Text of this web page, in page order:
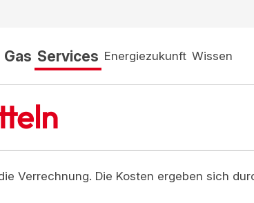
Gas Services Energiezukunft Wissen
Verrechnung. Die Kosten ergeben sich